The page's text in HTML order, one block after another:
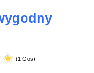
(1 Głos)